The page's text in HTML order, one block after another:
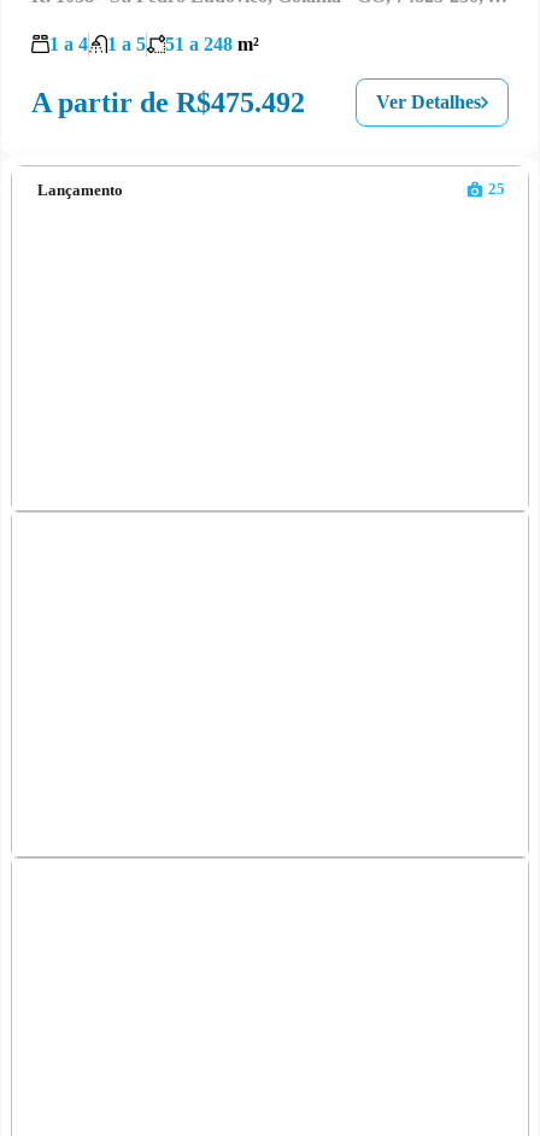
1 a 4 1 a 5 51 a 248 m²
A partir de R$475.492 Ver Detalhes
Lançamento 25